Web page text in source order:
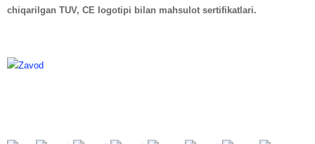
chiqarilgan TUV, CE logotipi bilan mahsulot sertifikatlari.